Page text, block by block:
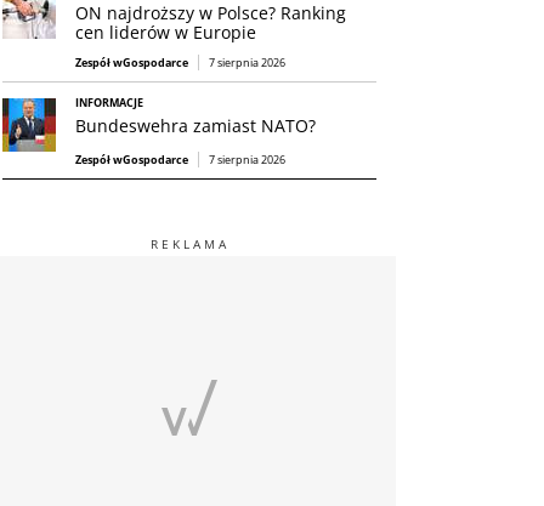
ON najdroższy w Polsce? Ranking
cen liderów w Europie
Zespół wGospodarce 7 sierpnia 2026
INFORMACJE
Bundeswehra zamiast NATO?
Zespół wGospodarce 7 sierpnia 2026